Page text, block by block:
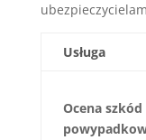
Usługa
Ocena szkód